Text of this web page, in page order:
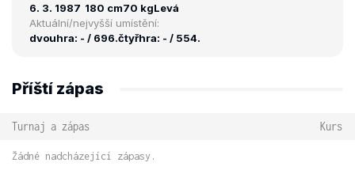
6. 3. 1987 180 cm70 kgLevá
Aktuální/nejvyšší umístění:
dvouhra: - / 696.čtyřhra: - / 554.
Příští zápas
Turnaj a zápas Kurs
Žádné nadcházející zápasy.